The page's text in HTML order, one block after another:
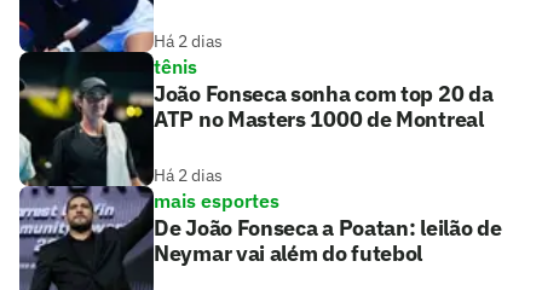
Há 2 dias
tênis
João Fonseca sonha com top 20 da
ATP no Masters 1000 de Montreal
Há 2 dias
mais esportes
De João Fonseca a Poatan: leilão de
Neymar vai além do futebol